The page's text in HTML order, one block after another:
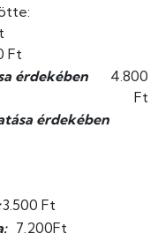
Ft
érdekében
4.800
Ft
érdekében
3.500 Ft
7.200Ft